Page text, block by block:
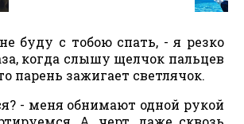
буду с тобою спать, - я резко
когда слышу щелчок пальцев
парень зажигает светлячок.
- меня обнимают одной рукой